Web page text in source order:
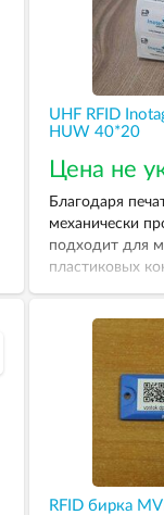
UHF RFID
HUW 40*20
Цена не
Благодаря
механически
подходит для
пластиковых
высокими
Чрезвычайно
RFID бирка